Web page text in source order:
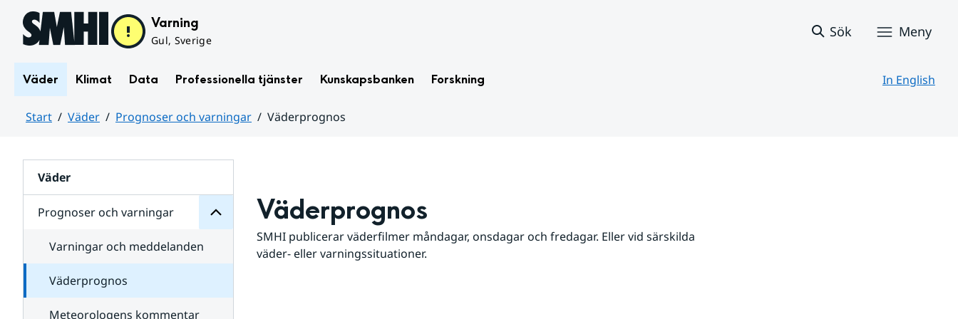
Hoppa till sidans innehåll Varning
Gul, Sverige
Sök Meny
Väder Klimat Data Professionella tjänster Kunskapsbanken Forskning In English
Start Väder Prognoser och varningar
Väderprognos
Väder
Prognoser och varningar
för
varningar
Varningar och meddelanden
Väderprognos
Meteorologens kommentar
Väderprognos
SMHI publicerar väderfilmer måndagar, onsdagar och fredagar. Eller vid särskilda
väder- eller varningssituationer.